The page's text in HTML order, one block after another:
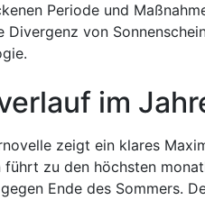
Periode und
Divergenz von
im
zeigt ein klares
führt zu den höchsten
Ende des Sommers.